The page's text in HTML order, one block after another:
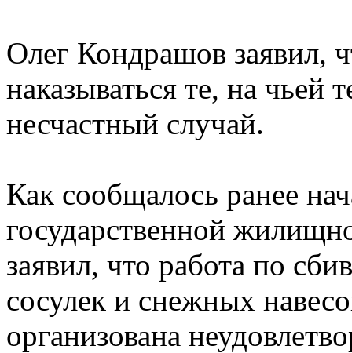
Олег Кондрашов заявил,
наказываться те, на чьей
несчастный случай.
Как сообщалось ранее
государственной
заявил, что работа по
сосулек и снежных
организована